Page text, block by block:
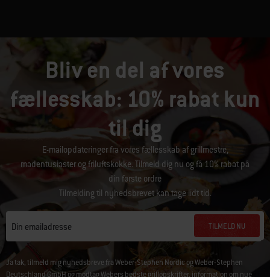
Bliv en del af vores
fællesskab: 10% rabat kun
til dig
E-mailopdateringer fra vores fællesskab af grillmestre,
madentusiaster og friluftskokke. Tilmeld dig nu og få 10% rabat på
din første ordre
Tilmelding til nyhedsbrevet kan tage lidt tid.
Din emailadresse TILMELD NU
Ja tak, tilmeld mig nyhedsbreve fra Weber-Stephen Nordic og Weber-Stephen
Deutschland GmbH og modtag Webers bedste grillopskrifter, information om nye